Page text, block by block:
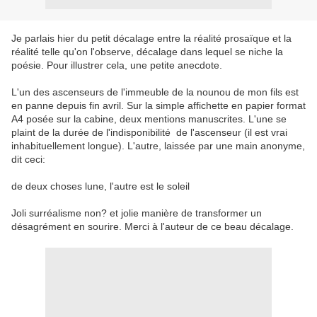
Je parlais hier du petit décalage entre la réalité prosaïque et la
réalité telle qu'on l'observe, décalage dans lequel se niche la
poésie. Pour illustrer cela, une petite anecdote.
L'un des ascenseurs de l'immeuble de la nounou de mon fils est
en panne depuis fin avril. Sur la simple affichette en papier format
A4 posée sur la cabine, deux mentions manuscrites. L'une se
plaint de la durée de l'indisponibilité de l'ascenseur (il est vrai
inhabituellement longue). L'autre, laissée par une main anonyme,
dit ceci:
de deux choses lune, l'autre est le soleil
Joli surréalisme non? et jolie manière de transformer un
désagrément en sourire. Merci à l'auteur de ce beau décalage.